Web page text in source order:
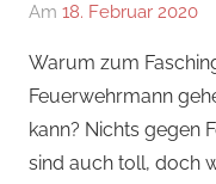
Am 18. Februar 2020
Warum zum
Feuerwehrmann
kann? Nichts gegen
sind auch toll, doch